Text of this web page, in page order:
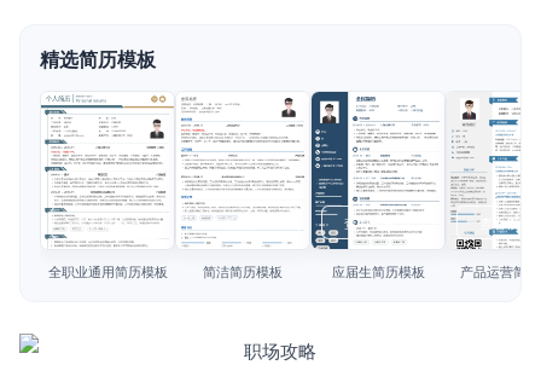
AI 模拟面试
面试自我介绍
AI 职场工具 New
简历模板
简历教程
精选简历模板
查看模板
全职业通用简历模板
查看模板
简洁简历模板
查看模板
应届生简历模板
查看模板
产品运营简